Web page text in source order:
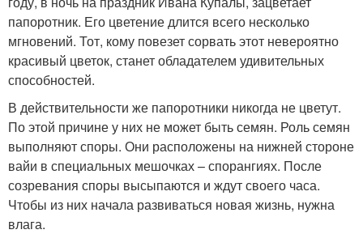
папоротник. Его цветение длится всего несколько
мгновений. Тот, кому повезет сорвать этот невероятно
красивый цветок, станет обладателем удивительных
способностей.
В действительности же папоротники никогда не цветут.
По этой причине у них не может быть семян. Роль семян
выполняют споры. Они расположены на нижней стороне
вайи в специальных мешочках – спорангиях. После
созревания споры высыпаются и ждут своего часа.
Чтобы из них начала развиваться новая жизнь, нужна
влага.